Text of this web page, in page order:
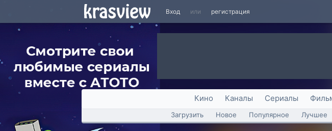
Вход или регистрация
Кино Каналы Сериалы
Загрузить Новое Популярное Лучшее